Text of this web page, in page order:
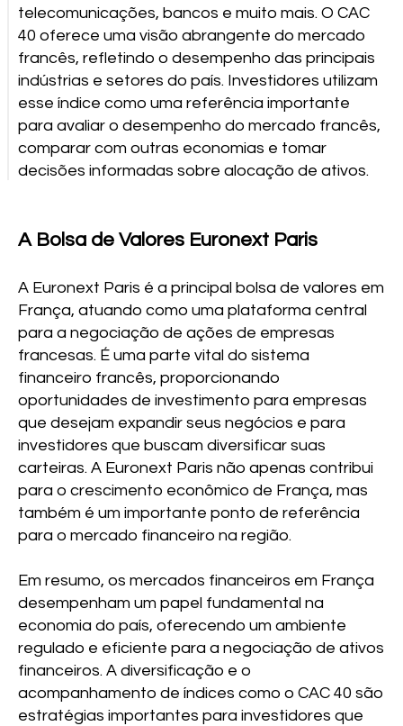
telecomunicações, bancos e muito mais. O CAC
40 oferece uma visão abrangente do mercado
francês, refletindo o desempenho das principais
indústrias e setores do país. Investidores utilizam
esse índice como uma referência importante
para avaliar o desempenho do mercado francês,
comparar com outras economias e tomar
decisões informadas sobre alocação de ativos.
A Bolsa de Valores Euronext Paris
A Euronext Paris é a principal bolsa de valores em
França, atuando como uma plataforma central
para a negociação de ações de empresas
francesas. É uma parte vital do sistema
financeiro francês, proporcionando
oportunidades de investimento para empresas
que desejam expandir seus negócios e para
investidores que buscam diversificar suas
carteiras. A Euronext Paris não apenas contribui
para o crescimento econômico de França, mas
também é um importante ponto de referência
para o mercado financeiro na região.
Em resumo, os mercados financeiros em França
desempenham um papel fundamental na
economia do país, oferecendo um ambiente
regulado e eficiente para a negociação de ativos
financeiros. A diversificação e o
acompanhamento de índices como o CAC 40 são
estratégias importantes para investidores que